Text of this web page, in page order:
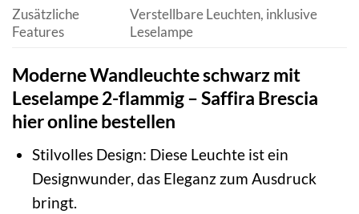
Zusätzliche
Features
Verstellbare Leuchten, inklusive
Leselampe
Moderne Wandleuchte schwarz mit
Leselampe 2-flammig – Saffira Brescia
hier online bestellen
Stilvolles Design: Diese Leuchte ist ein
Designwunder, das Eleganz zum Ausdruck
bringt.